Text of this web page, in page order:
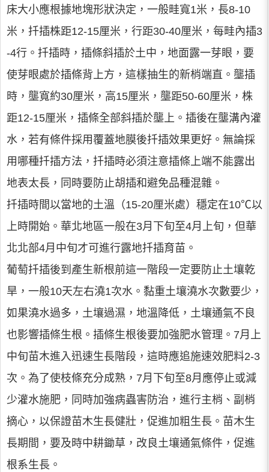
床大小應根據地塊形狀決定，一般畦寬1米，長8-10
米，扦插株距12-15厘米，行距30-40厘米，每畦內插3
-4行。扦插時，插條斜插於土中，地面露一芽眼，要
使芽眼處於插條背上方，這樣抽生的新梢端直。壟插
時，壟寬約30厘米，高15厘米，壟距50-60厘米，株
距12-15厘米，插條全部斜插於壟上。插後在壟溝內灌
水，若有條件採用覆蓋地膜後扦插效果更好。無論採
用哪種扦插方法，扦插時必須注意插條上端不能露出
地表太長，同時要防止胡插和避免品種混雜。
扦插時間以當地的土溫（15-20厘米處）穩定在10℃以
上時開始。華北地區一般在3月下旬至4月上旬，但華
北北部4月中旬才可進行露地扦插育苗。
葡萄扦插後到產生新根前這一階段一定要防止土壤乾
旱，一般10天左右澆1次水。黏重土壤澆水次數要少，
如果澆水過多，土壤過濕，地溫降低，土壤通氣不良
也影響插條生根。插條生根後要加強肥水管理。7月上
中旬苗木進入迅速生長階段，這時應追施速效肥料2-3
次。為了使枝條充分成熟，7月下旬至8月應停止或減
少灌水施肥，同時加強病蟲害防治，進行主梢、副梢
摘心，以保證苗木生長健壯，促進加粗生長。苗木生
長期間，要及時中耕鋤草，改良土壤通氣條件，促進
根系生長。